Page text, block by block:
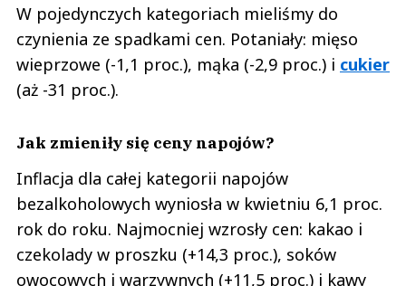
W pojedynczych kategoriach mieliśmy do
czynienia ze spadkami cen. Potaniały: mięso
wieprzowe (-1,1 proc.), mąka (-2,9 proc.) i cukier
(aż -31 proc.).
Jak zmieniły się ceny napojów?
Inflacja dla całej kategorii napojów
bezalkoholowych wyniosła w kwietniu 6,1 proc.
rok do roku. Najmocniej wzrosły cen: kakao i
czekolady w proszku (+14,3 proc.), soków
owocowych i warzywnych (+11,5 proc.) i kawy